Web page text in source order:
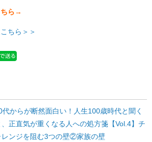
ちら→
ちら＞＞
代からが断然面白い！人生100歳時代と聞く
、正直気が重くなる人への処方箋【Vol.4】チ
レンジを阻む3つの壁②家族の壁